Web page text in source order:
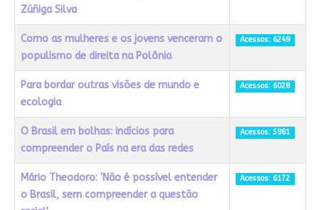
Zúñiga Silva
Como as mulheres e os jovens venceram o
populismo de direita na Polônia
Acessos: 6249
Para bordar outras visões de mundo e
ecologia
Acessos: 6028
O Brasil em bolhas: indícios para
compreender o País na era das redes
Acessos: 5981
Mário Theodoro: 'Não é possível entender
o Brasil, sem compreender a questão
Acessos: 6172